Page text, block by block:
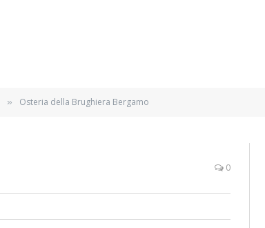
» Osteria della Brughiera Bergamo
0